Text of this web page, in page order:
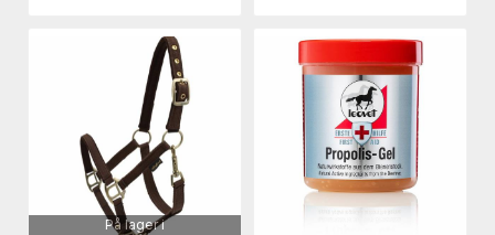
På lager i